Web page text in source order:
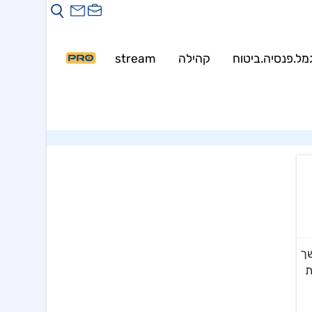
קהילה stream
PRO
Warning : mysqli::__construct(): (HY000/1226): User